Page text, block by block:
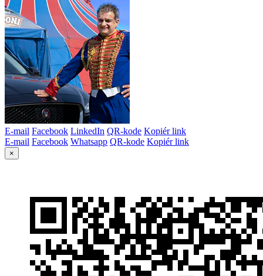
E-mail Facebook LinkedIn QR-kode Kopiér link
E-mail Facebook Whatsapp QR-kode Kopiér link
×